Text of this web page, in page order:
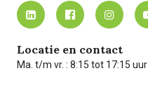
Locatie en contact
Ma. t/m vr. : 8:15 tot 17:15 uur